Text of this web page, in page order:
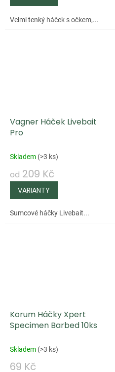
Velmi tenký háček s očkem,...
Vagner Háček Livebait
Pro
Skladem (>3 ks)
od 209 Kč
Sumcové háčky Livebait...
Korum Háčky Xpert
Specimen Barbed 10ks
Skladem (>3 ks)
69 Kč